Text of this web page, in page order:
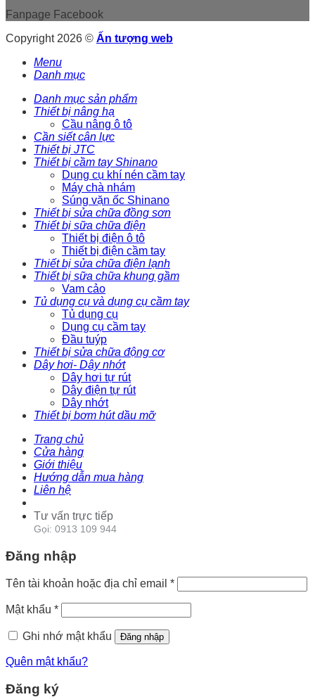
Fanpage Facebook
Copyright 2026 © Ấn tượng web
Menu
Danh mục
Danh mục sản phẩm
Thiết bị nâng hạ
Cầu nâng ô tô
Cần siết cân lực
Thiết bị JTC
Thiết bị cầm tay Shinano
Dụng cụ khí nén cầm tay
Máy chà nhám
Súng vặn ốc Shinano
Thiết bị sửa chữa đồng sơn
Thiết bị sữa chữa điện
Thiết bị điện ô tô
Thiết bị điện cầm tay
Thiết bị sửa chữa điện lạnh
Thiết bị sữa chữa khung gầm
Vam cảo
Tủ dụng cụ và dụng cụ cầm tay
Tủ dụng cụ
Dụng cụ cầm tay
Đầu tuýp
Thiết bị sửa chữa động cơ
Dây hơi- Dây nhớt
Dây hơi tự rút
Dây điện tự rút
Dây nhớt
Thiết bị bơm hút dầu mỡ
Trang chủ
Cửa hàng
Giới thiệu
Hướng dẫn mua hàng
Liên hệ
Tư vấn trực tiếp
Gọi: 0913 109 944
Đăng nhập
Tên tài khoản hoặc địa chỉ email *
Mật khẩu *
Ghi nhớ mật khẩu Đăng nhập
Quên mật khẩu?
Đăng ký